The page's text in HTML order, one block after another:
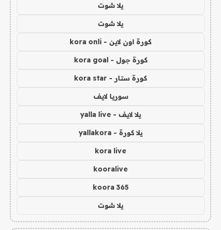
يلا شوت
يلا شوت
كورة اون لاين - kora onli
كورة جول - kora goal
كورة ستار - kora star
سوريا لايف
يلا لايف - yalla live
يلا كورة - yallakora
kora live
kooralive
koora 365
يلا شوت